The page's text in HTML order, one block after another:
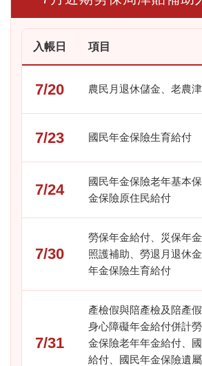
入帳日 項目
7/20 農民月退休儲金、老農
7/23 國民年金保險生育給付
7/24
國民年金保險老年基本
金保險原住民給付
7/30
勞保年金給付、災保年
照護補助、勞退月退休
年金保險生育給付
7/31
產檢假與陪產檢及陪產
身心障礙年金給付併計
金保險老年年金給付、
給付、國民年金保險遺